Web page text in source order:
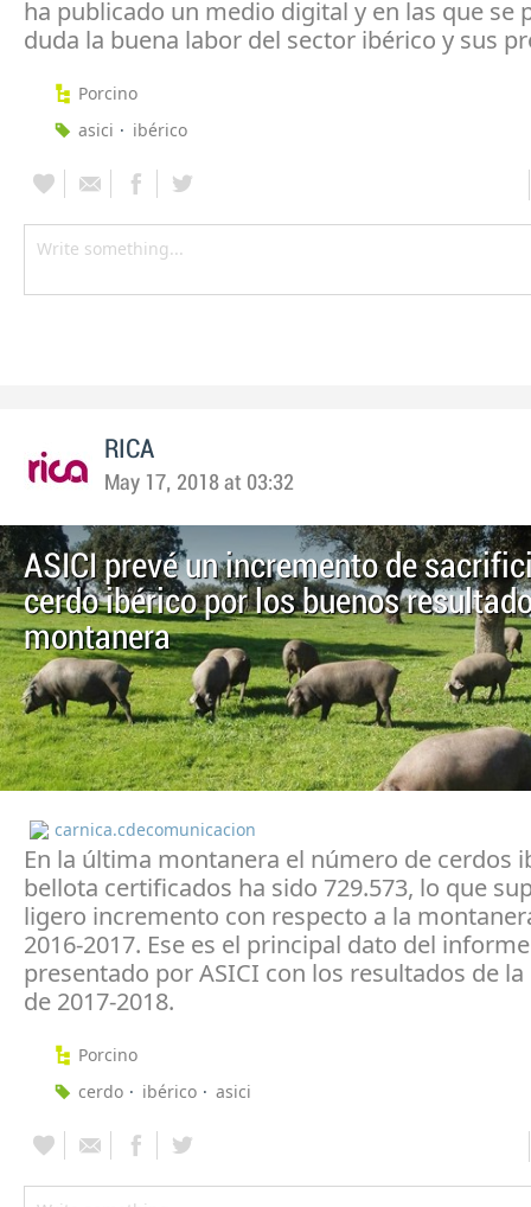
ha publicado un medio digital y en las que se
duda la buena labor del sector ibérico y sus
Porcino
asici
ibérico
RICA
May 17, 2018 at 03:32
ASICI prevé un incremento de
cerdo ibérico por los buenos
montanera
carnica.cdecomunicacion
En la última montanera el número de cerdos
bellota certificados ha sido 729.573, lo que
ligero incremento con respecto a la
2016-2017. Ese es el principal dato del informe
presentado por ASICI con los resultados de
de 2017-2018.
Porcino
cerdo
ibérico asici